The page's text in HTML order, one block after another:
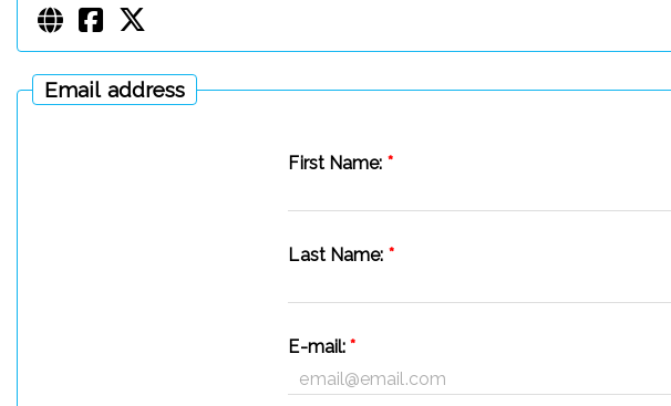
Email address
First Name: *
Last Name: *
E-mail:*